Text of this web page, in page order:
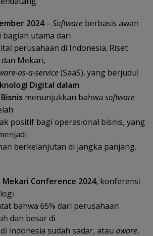
2024– Software berbasis awan
bagian utama dari
perusahaan di Indonesia. Riset
Mekari,
as-a-service(SaaS), yang berjudul
Digital dalam
menunjukkan bahwa software
positif bagi operasional bisnis, yang
berkelanjutan di jangka panjang.
Mekari Conference 2024, konferensi
bahwa 65% dari perusahaan
dan besar di
Indonesia sudah sadar, atau aware,